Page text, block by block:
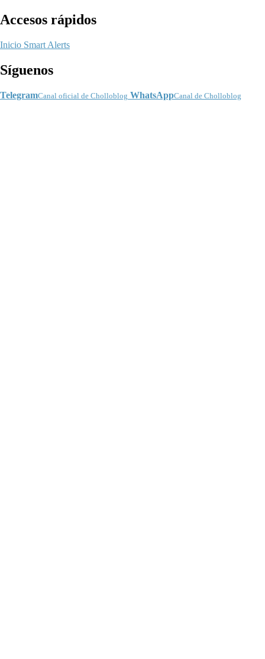
Accesos rápidos
Inicio Smart Alerts
Síguenos
TelegramCanal oficial de Cholloblog WhatsAppCanal de Cholloblog